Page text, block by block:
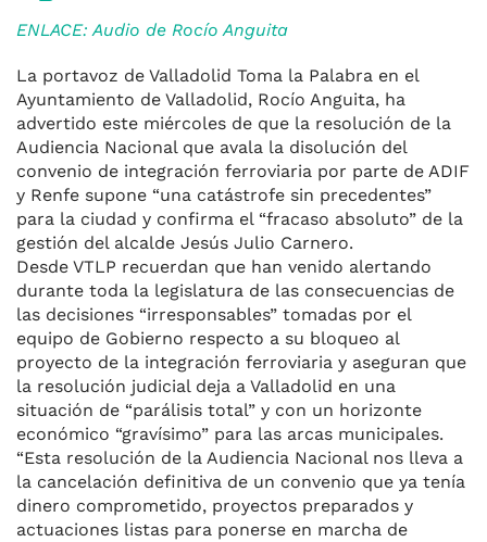
ENLACE: Audio de Rocío Anguita
La portavoz de Valladolid Toma la Palabra en el
Ayuntamiento de Valladolid, Rocío Anguita, ha
advertido este miércoles de que la resolución de la
Audiencia Nacional que avala la disolución del
convenio de integración ferroviaria por parte de ADIF
y Renfe supone “una catástrofe sin precedentes”
para la ciudad y confirma el “fracaso absoluto” de la
gestión del alcalde Jesús Julio Carnero.
Desde VTLP recuerdan que han venido alertando
durante toda la legislatura de las consecuencias de
las decisiones “irresponsables” tomadas por el
equipo de Gobierno respecto a su bloqueo al
proyecto de la integración ferroviaria y aseguran que
la resolución judicial deja a Valladolid en una
situación de “parálisis total” y con un horizonte
económico “gravísimo” para las arcas municipales.
“Esta resolución de la Audiencia Nacional nos lleva a
la cancelación definitiva de un convenio que ya tenía
dinero comprometido, proyectos preparados y
actuaciones listas para ponerse en marcha de